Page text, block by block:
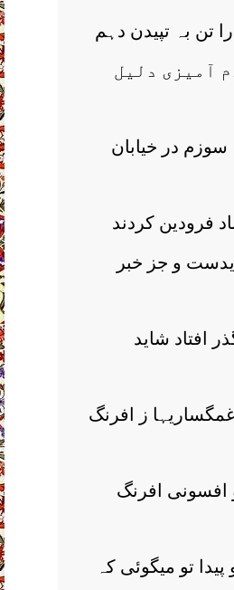
تن بہ تپیدن دہم
آمیزی دلیل
سوزم در خیابان
فرودین کردند
و جز خبر
افتاد شاید
غمگساریہا ز افرنگ
افسونی افرنگ
تو میگوئی کہ